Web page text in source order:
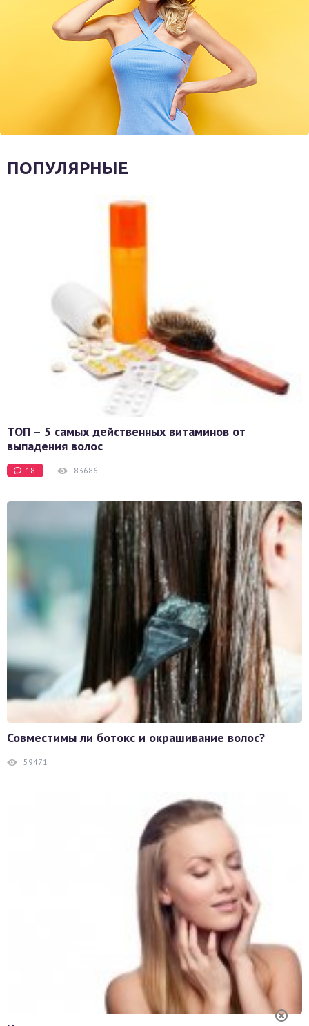
ПОПУЛЯРНЫЕ
ТОП – 5 самых действенных витаминов от
выпадения волос
18 83686
Совместимы ли ботокс и окрашивание волос?
59471